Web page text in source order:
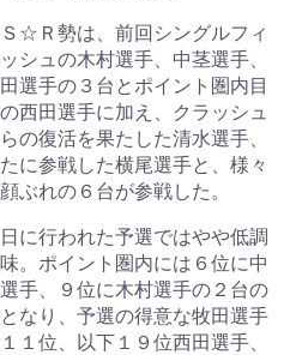
Ｓ☆Ｒ勢は、前回シングルフィ
シュの木村選手、中茎選手、
選手の３台とポイント圏内目
西田選手に加え、クラッシュ
の復活を果たした清水選手、
に参戦した横尾選手と、様々
ぶれの６台が参戦した。
日に行われた予選ではやや低調
。ポイント圏内には６位に中
手、９位に木村選手の２台の
なり、予選の得意な牧田選手
１位、以下１９位西田選手、